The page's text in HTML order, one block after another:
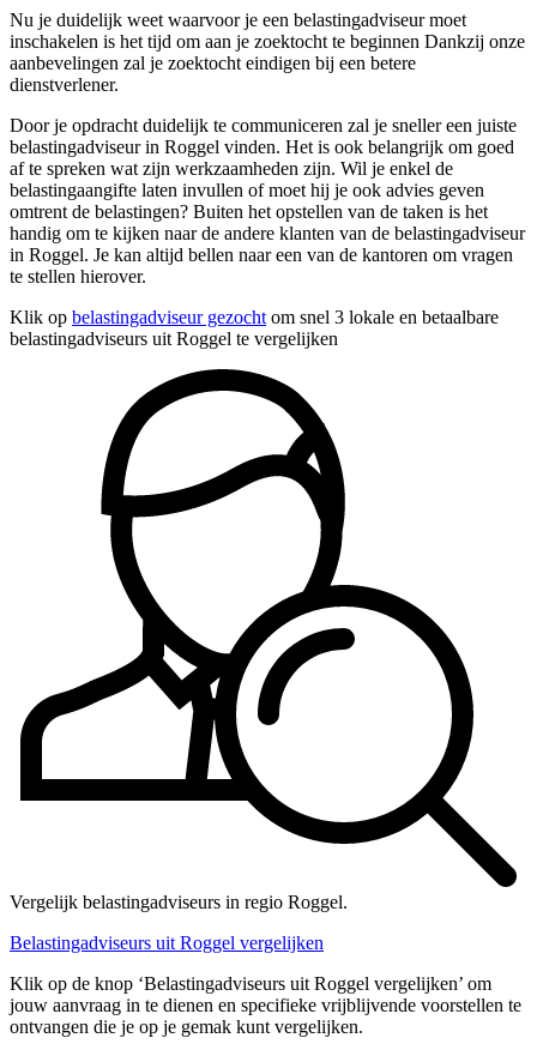
Nu je duidelijk weet waarvoor je een belastingadviseur moet
inschakelen is het tijd om aan je zoektocht te beginnen Dankzij onze
aanbevelingen zal je zoektocht eindigen bij een betere
dienstverlener.
Door je opdracht duidelijk te communiceren zal je sneller een juiste
belastingadviseur in Roggel vinden. Het is ook belangrijk om goed
af te spreken wat zijn werkzaamheden zijn. Wil je enkel de
belastingaangifte laten invullen of moet hij je ook advies geven
omtrent de belastingen? Buiten het opstellen van de taken is het
handig om te kijken naar de andere klanten van de belastingadviseur
in Roggel. Je kan altijd bellen naar een van de kantoren om vragen
te stellen hierover.
Klik op belastingadviseur gezocht om snel 3 lokale en betaalbare
belastingadviseurs uit Roggel te vergelijken
Vergelijk belastingadviseurs in regio Roggel.
Belastingadviseurs uit Roggel vergelijken
Klik op de knop ‘Belastingadviseurs uit Roggel vergelijken’ om
jouw aanvraag in te dienen en specifieke vrijblijvende voorstellen te
ontvangen die je op je gemak kunt vergelijken.